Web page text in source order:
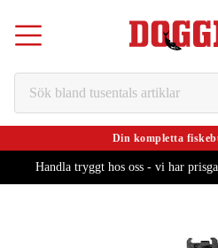
Din kompletta
Handla tryggt hos oss - vi har